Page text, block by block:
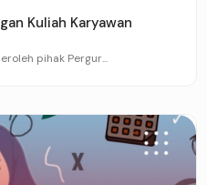
Kuliah Karyawan
pihak Pergur...